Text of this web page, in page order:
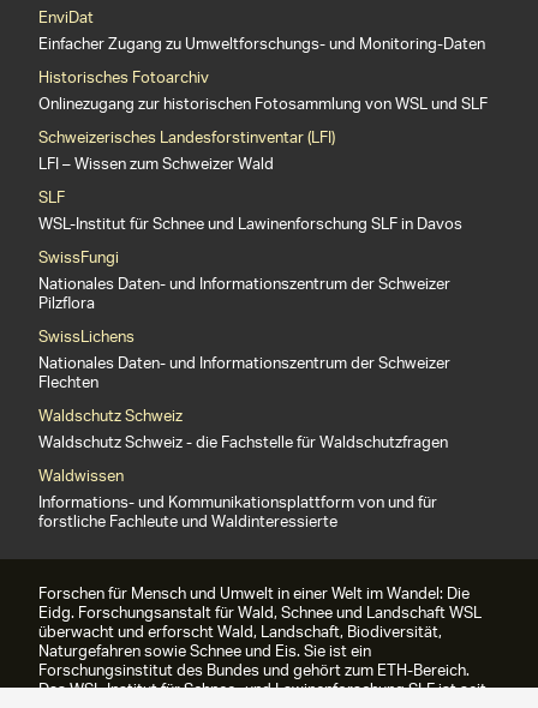
EnviDat
Einfacher Zugang zu Umweltforschungs- und Monitoring-Daten
Historisches Fotoarchiv
Onlinezugang zur historischen Fotosammlung von WSL und SLF
Schweizerisches Landesforstinventar (LFI)
LFI – Wissen zum Schweizer Wald
SLF
WSL-Institut für Schnee und Lawinenforschung SLF in Davos
SwissFungi
Nationales Daten- und Informationszentrum der Schweizer
Pilzflora
SwissLichens
Nationales Daten- und Informationszentrum der Schweizer
Flechten
Waldschutz Schweiz
Waldschutz Schweiz - die Fachstelle für Waldschutzfragen
Waldwissen
Informations- und Kommunikationsplattform von und für
forstliche Fachleute und Waldinteressierte
Forschen für Mensch und Umwelt in einer Welt im Wandel: Die
Eidg. Forschungsanstalt für Wald, Schnee und Landschaft WSL
überwacht und erforscht Wald, Landschaft, Biodiversität,
Naturgefahren sowie Schnee und Eis. Sie ist ein
Forschungsinstitut des Bundes und gehört zum ETH-Bereich.
Das WSL-Institut für Schnee- und Lawinenforschung SLF ist seit